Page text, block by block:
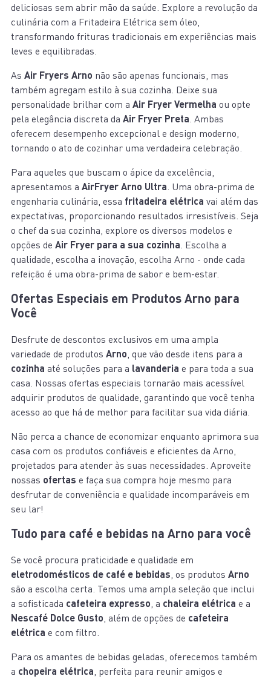
deliciosas sem abrir mão da saúde. Explore a revolução da
culinária com a Fritadeira Elétrica sem óleo,
transformando frituras tradicionais em experiências mais
leves e equilibradas.
As Air Fryers Arno não são apenas funcionais, mas
também agregam estilo à sua cozinha. Deixe sua
personalidade brilhar com a Air Fryer Vermelha ou opte
pela elegância discreta da Air Fryer Preta. Ambas
oferecem desempenho excepcional e design moderno,
tornando o ato de cozinhar uma verdadeira celebração.
Para aqueles que buscam o ápice da excelência,
apresentamos a AirFryer Arno Ultra. Uma obra-prima de
engenharia culinária, essa fritadeira elétrica vai além das
expectativas, proporcionando resultados irresistíveis. Seja
o chef da sua cozinha, explore os diversos modelos e
opções de Air Fryer para a sua cozinha. Escolha a
qualidade, escolha a inovação, escolha Arno - onde cada
refeição é uma obra-prima de sabor e bem-estar.
Ofertas Especiais em Produtos Arno para
Você
Desfrute de descontos exclusivos em uma ampla
variedade de produtos Arno, que vão desde itens para a
cozinha até soluções para a lavanderia e para toda a sua
casa. Nossas ofertas especiais tornarão mais acessível
adquirir produtos de qualidade, garantindo que você tenha
acesso ao que há de melhor para facilitar sua vida diária.
Não perca a chance de economizar enquanto aprimora sua
casa com os produtos confiáveis e eficientes da Arno,
projetados para atender às suas necessidades. Aproveite
nossas ofertas e faça sua compra hoje mesmo para
desfrutar de conveniência e qualidade incomparáveis em
seu lar!
Tudo para café e bebidas na Arno para você
Se você procura praticidade e qualidade em
eletrodomésticos de café e bebidas, os produtos Arno
são a escolha certa. Temos uma ampla seleção que inclui
a sofisticada cafeteira expresso, a chaleira elétrica e a
Nescafé Dolce Gusto, além de opções de cafeteira
elétrica e com filtro.
Para os amantes de bebidas geladas, oferecemos também
a chopeira elétrica, perfeita para reunir amigos e